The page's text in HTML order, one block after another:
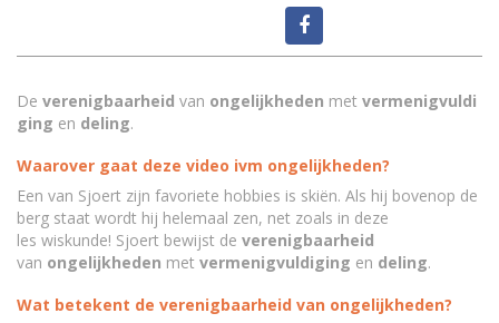
De verenigbaarheid van ongelijkheden met vermenigvuldi
ging en deling.
Waarover gaat deze video ivm ongelijkheden?
Een van Sjoert zijn favoriete hobbies is skiën. Als hij bovenop de
berg staat wordt hij helemaal zen, net zoals in deze
les wiskunde! Sjoert bewijst de verenigbaarheid
van ongelijkheden met vermenigvuldiging en deling.
Wat betekent de verenigbaarheid van ongelijkheden?